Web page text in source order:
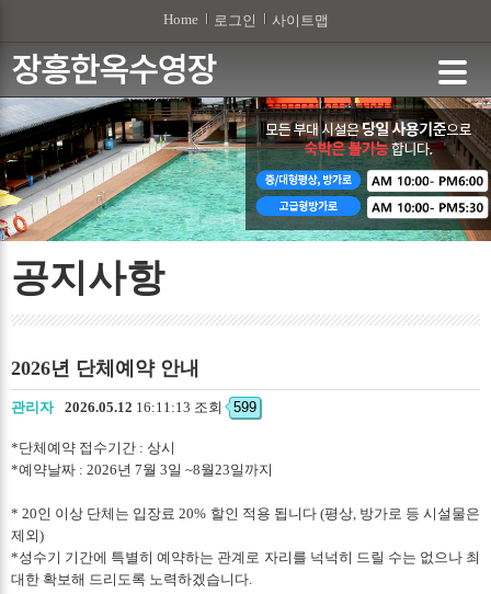
Home 로그인 사이트맵
공지사항
2026년 단체예약 안내
관리자 2026.05.12 16:11:13 조회 599
*단체예약 접수기간 : 상시
*예약날짜 : 2026년 7월 3일 ~8월23일까지
* 20인 이상 단체는 입장료 20% 할인 적용 됩니다 (평상, 방가로 등 시설물은
제외)
*성수기 기간에 특별히 예약하는 관계로 자리를 넉넉히 드릴 수는 없으나 최
대한 확보해 드리도록 노력하겠습니다.